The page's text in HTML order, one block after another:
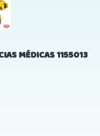
MÉDICAS 1155013